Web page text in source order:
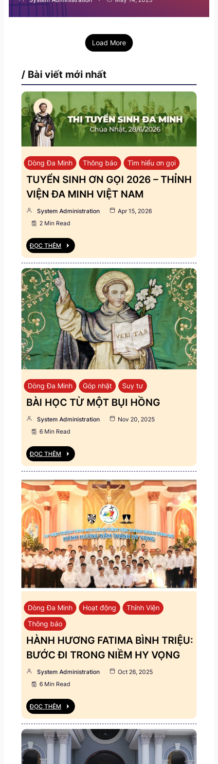
Load More
/ Bài viết mới nhất
Dòng Đa Minh Thông báo Tìm hiểu ơn gọi
TUYỂN SINH ƠN GỌI 2026 – THỈNH
VIỆN ĐA MINH VIỆT NAM
System Administration
Apr 15, 2026
2 Min Read
ĐỌC THÊM
Dòng Đa Minh Góp nhặt Suy tư
BÀI HỌC TỪ MỘT BỤI HỒNG
System Administration
Nov 20, 2025
6 Min Read
ĐỌC THÊM
Dòng Đa Minh Hoạt động
Thỉnh Viện
Thông báo
HÀNH HƯƠNG FATIMA BÌNH TRIỆU:
BƯỚC ĐI TRONG NIỀM HY VỌNG
System Administration
Oct 26, 2025
6 Min Read
ĐỌC THÊM